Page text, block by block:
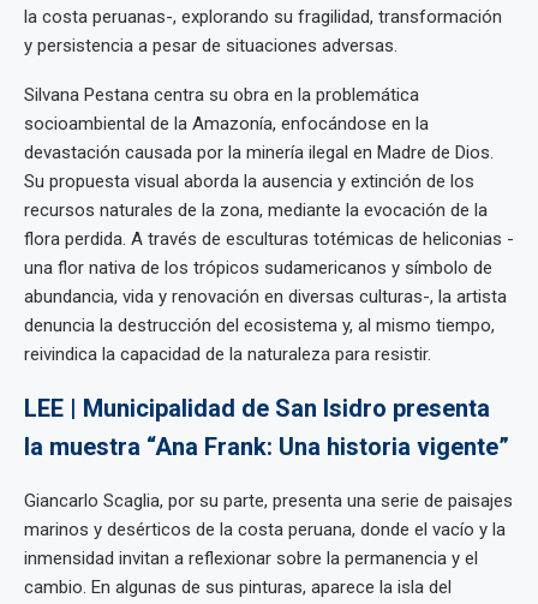
la costa peruanas-, explorando su fragilidad, transformación
y persistencia a pesar de situaciones adversas.
Silvana Pestana centra su obra en la problemática
socioambiental de la Amazonía, enfocándose en la
devastación causada por la minería ilegal en Madre de Dios.
Su propuesta visual aborda la ausencia y extinción de los
recursos naturales de la zona, mediante la evocación de la
flora perdida. A través de esculturas totémicas de heliconias -
una flor nativa de los trópicos sudamericanos y símbolo de
abundancia, vida y renovación en diversas culturas-, la artista
denuncia la destrucción del ecosistema y, al mismo tiempo,
reivindica la capacidad de la naturaleza para resistir.
LEE | Municipalidad de San Isidro presenta
la muestra “Ana Frank: Una historia vigente”
Giancarlo Scaglia, por su parte, presenta una serie de paisajes
marinos y desérticos de la costa peruana, donde el vacío y la
inmensidad invitan a reflexionar sobre la permanencia y el
cambio. En algunas de sus pinturas, aparece la isla del